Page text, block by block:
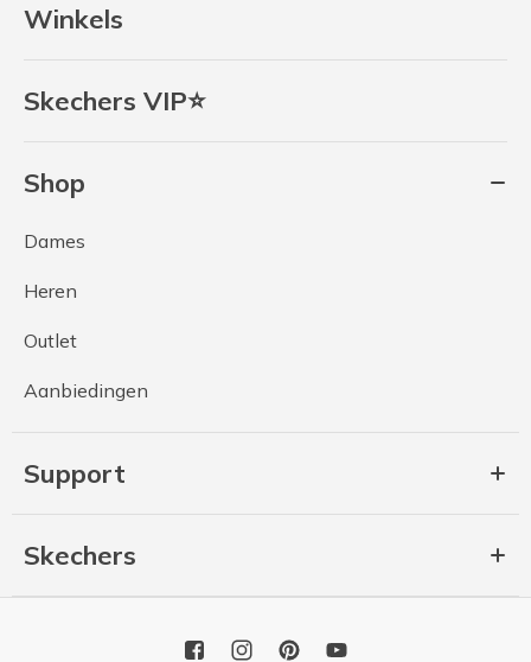
Winkels
Skechers VIP⭐
Shop
Dames
Heren
Outlet
Aanbiedingen
Support
Skechers